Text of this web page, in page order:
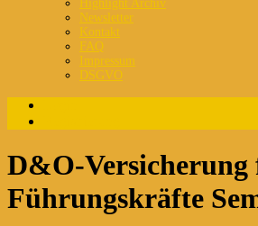
Highlight Archiv
Newsletter
Kontakt
FAQ
Impressum
DSGVO
D&O-Versicherung
Führungskräfte